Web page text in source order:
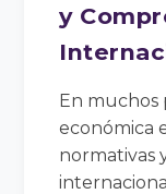
y
En muchos
económica
normativas